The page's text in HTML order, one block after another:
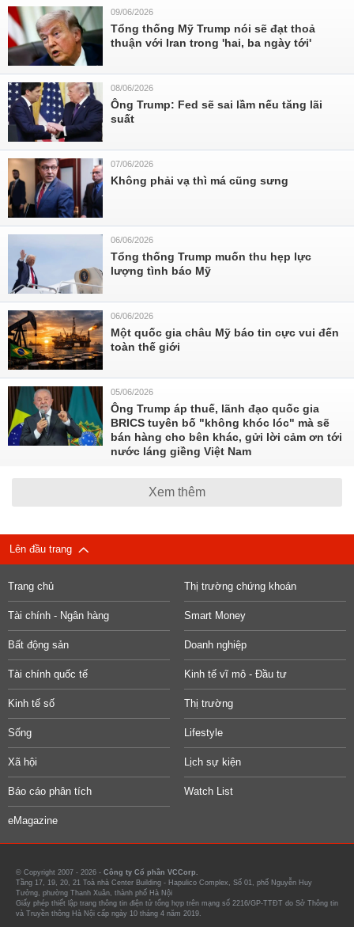
09/06/2026
Tổng thống Mỹ Trump nói sẽ đạt thoả
thuận với Iran trong 'hai, ba ngày tới'
08/06/2026
Ông Trump: Fed sẽ sai lầm nếu tăng lãi
suất
07/06/2026
Không phải vạ thì má cũng sưng
06/06/2026
Tổng thống Trump muốn thu hẹp lực
lượng tình báo Mỹ
06/06/2026
Một quốc gia châu Mỹ báo tin cực vui đến
toàn thế giới
05/06/2026
Ông Trump áp thuế, lãnh đạo quốc gia
BRICS tuyên bố "không khóc lóc" mà sẽ
bán hàng cho bên khác, gửi lời cảm ơn tới
nước láng giềng Việt Nam
Xem thêm
Lên đầu trang
Trang chủ Thị trường chứng khoán
Tài chính - Ngân hàng Smart Money
Bất động sản Doanh nghiệp
Tài chính quốc tế Kinh tế vĩ mô - Đầu tư
Kinh tế số Thị trường
Sống Lifestyle
Xã hội Lịch sự kiện
Báo cáo phân tích Watch List
eMagazine
© Copyright 2007 - 2026 - Công ty Cổ phần VCCorp.
Tầng 17, 19, 20, 21 Toà nhà Center Building - Hapulico Complex, Số 01, phố Nguyễn Huy
Tưởng, phường Thanh Xuân, thành phố Hà Nội
Giấy phép thiết lập trang thông tin điện tử tổng hợp trên mạng số 2216/GP-TTĐT do Sở Thông tin
và Truyền thông Hà Nội cấp ngày 10 tháng 4 năm 2019.